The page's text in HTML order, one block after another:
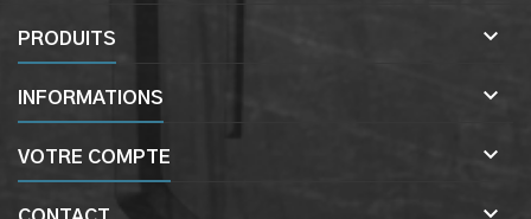
PRODUITS 
INFORMATIONS 
VOTRE COMPTE 